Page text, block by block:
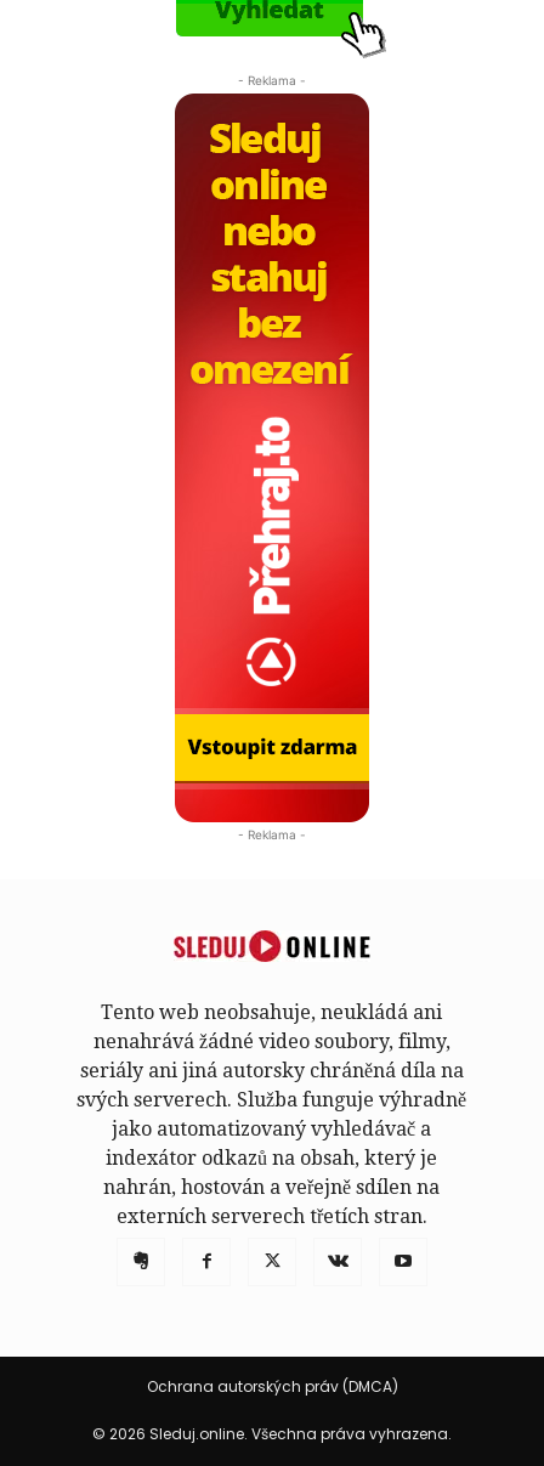
- Reklama -
- Reklama -
Tento web neobsahuje, neukládá ani
nenahrává žádné video soubory, filmy,
seriály ani jiná autorsky chráněná díla na
svých serverech. Služba funguje výhradně
jako automatizovaný vyhledávač a
indexátor odkazů na obsah, který je
nahrán, hostován a veřejně sdílen na
externích serverech třetích stran.
Ochrana autorských práv (DMCA)
© 2026 Sleduj.online. Všechna práva vyhrazena.